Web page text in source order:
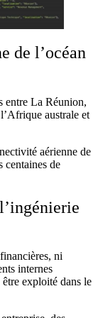
de l’océan
entre La Réunion,
australe et
aérienne de
centaines de
ni
internes
exploité dans le